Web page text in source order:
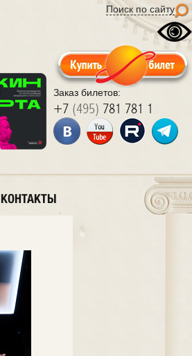
Поиск по сайту
Заказ билетов:
+7 (495) 781 781 1
КОНТАКТЫ